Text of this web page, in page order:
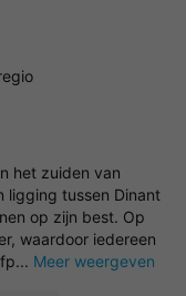
het zuiden van
ligging tussen Dinant
op zijn best. Op
waardoor iedereen
Meer weergeven